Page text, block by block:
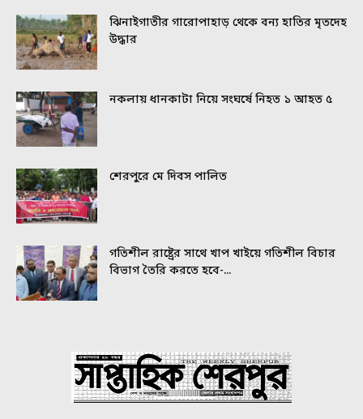
ঝিনাইগাতীর গারোপাহাড় থেকে বন্য হাতির মৃতদেহ
উদ্ধার
নকলায় ধানকাটা নিয়ে সংঘর্ষে নিহত ১ আহত ৫
শেরপুরে মে দিবস পালিত
গতিশীল রাষ্ট্রের সাথে খাপ খাইয়ে গতিশীল বিচার
বিভাগ তৈরি করতে হবে-...